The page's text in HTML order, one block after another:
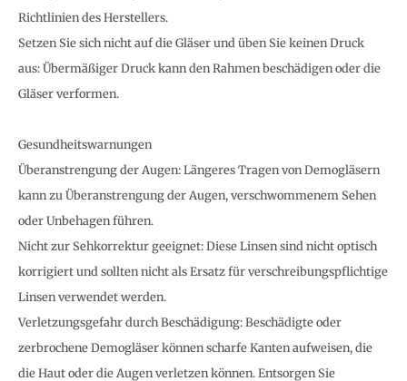
Richtlinien des Herstellers.
Setzen Sie sich nicht auf die Gläser und üben Sie keinen Druck
aus: Übermäßiger Druck kann den Rahmen beschädigen oder die
Gläser verformen.
Gesundheitswarnungen
Überanstrengung der Augen: Längeres Tragen von Demogläsern
kann zu Überanstrengung der Augen, verschwommenem Sehen
oder Unbehagen führen.
Nicht zur Sehkorrektur geeignet: Diese Linsen sind nicht optisch
korrigiert und sollten nicht als Ersatz für verschreibungspflichtige
Linsen verwendet werden.
Verletzungsgefahr durch Beschädigung: Beschädigte oder
zerbrochene Demogläser können scharfe Kanten aufweisen, die
die Haut oder die Augen verletzen können. Entsorgen Sie